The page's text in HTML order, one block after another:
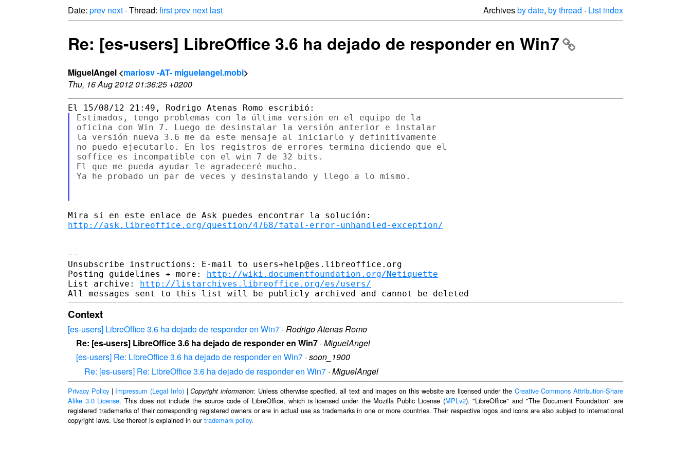
Date: prev next · Thread: firstprev next last Archivesby date, by thread · List index
Re: [es-users] LibreOffice 3.6 ha dejado de responder en Win7
MiguelAngel <mariosv -AT- miguelangel.mobi>
Thu, 16 Aug 2012 01:36:25 +0200
Estimados, tengo problemas con la última versión en el equipo de la
oficina con Win 7. Luego de desinstalar la versión anterior e instalar
la versión nueva 3.6 me da este mensaje al iniciarlo y definitivamente
no puedo ejecutarlo. En los registros de errores termina diciendo que el
soffice es incompatible con el win 7 de 32 bits.
El que me pueda ayudar le agradeceré mucho.
Ya he probado un par de veces y desinstalando y llego a lo mismo.
http://ask.libreoffice.org/question/4768/fatal-error-unhandled-exception/
--
Unsubscribe instructions: E-mail to users+help@es.libreoffice.org
Posting guidelines + more: http://wiki.documentfoundation.org/Netiquette
List archive: http://listarchives.libreoffice.org/es/users/
Context
[es-users] LibreOffice 3.6 ha dejado de responder en Win7 · Rodrigo Atenas Romo
Re: [es-users] LibreOffice 3.6 ha dejado de responder en Win7 · MiguelAngel
[es-users] Re: LibreOffice 3.6 ha dejado de responder en Win7 · soon_1900
Re: [es-users] Re: LibreOffice 3.6 ha dejado de responder en Win7 · MiguelAngel
Privacy Policy| Impressum (Legal Info)|Copyright information: Unless otherwise specified, all text and images on this website are licensed under the Creative Commons Attribution-Share
Alike 3.0 License. This does not include the source code of LibreOffice, which is licensed under the Mozilla Public License (MPLv2). "LibreOffice" and "The Document Foundation" are
registered trademarks of their corresponding registered owners or are in actual use as trademarks in one or more countries. Their respective logos and icons are also subject to international
copyright laws. Use thereof is explained in ourtrademark policy.